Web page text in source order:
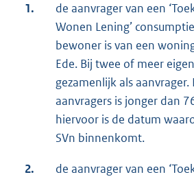
1.
de aanvrager van een
Wonen Lening’
bewoner is van een
Ede. Bij twee of meer
gezamenlijk als aanvrager.
aanvragers is jonger dan
hiervoor is de datum
SVn binnenkomt.
2.
de aanvrager van een